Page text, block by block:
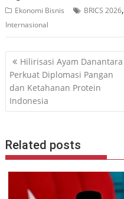
Ekonomi Bisnis BRICS 2026,
Internasional
Navigasi
pos
Hilirisasi Ayam Danantara
Perkuat Diplomasi Pangan
dan Ketahanan Protein
Indonesia
Related posts